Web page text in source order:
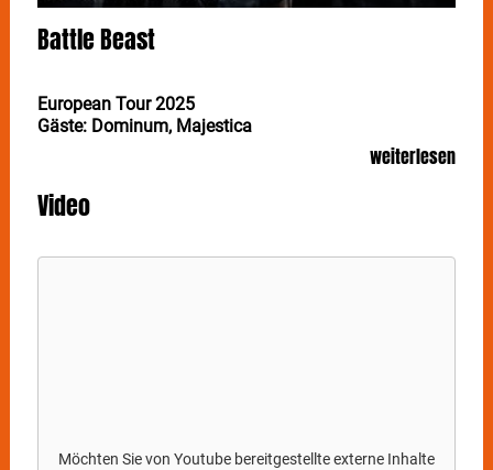
Battle Beast
European Tour 2025
Gäste: Dominum, Majestica
"100% Heavy Metal – 0% Bullshit!", so das einfache,
aber äußerst effektive Erfolgsrezept von BATTLE
BEAST. Am 31. Oktober gastieren die jungen Finnen
Filharmonie in Filderstadt.
größerem Maßstab gegeben hat, lässt sich nicht
weiterlesen
Video
Möchten Sie von Youtubebereitgestellte externe Inhalte